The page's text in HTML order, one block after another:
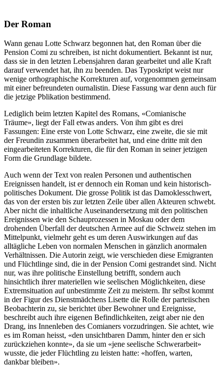
Der Roman
Wann genau Lotte Schwarz begonnen hat, den Roman über die
Pension Comi zu schreiben, ist nicht dokumentiert. Bekannt ist nur,
dass sie in den letzten Lebensjahren daran gearbeitet und alle Kraft
darauf verwendet hat, ihn zu beenden. Das Typoskript weist nur
wenige orthographische Korrekturen auf, vorgenommen gemeinsam
mit einer befreundeten ournalistin. Diese Fassung war denn auch für
die jetzige Pblikation bestimmend.
Lediglich beim letzten Kapitel des Romans, «Comianische
Träume», liegt der Fall etwas anders. Von ihm gibt es drei
Fassungen: Eine erste von Lotte Schwarz, eine zweite, die sie mit
der Freundin zusammen überarbeitet hat, und eine dritte mit den
eingearbeiteten Korrekturen, die für den Roman in seiner jetzigen
Form die Grundlage bildete.
Auch wenn der Text von realen Personen und authentischen
Ereignissen handelt, ist er dennoch ein Roman und kein historisch-
politisches Dokument. Die grosse Politik ist das Damoklesschwert,
das von der ersten bis zur letzten Zeile über allen Akteuren schwebt.
Aber nicht die inhaltliche Auseinandersetzung mit den politischen
Ereignissen wie den Schauprozessen in Moskau oder dem
drohenden Überfall der deutschen Armee auf die Schweiz stehen im
Mittelpunkt, vielmehr geht es um deren Auswirkungen auf das
alltägliche Leben von normalen Menschen in gänzlich anormalen
Verhältnissen. Die Autorin zeigt, wie verschieden diese Emigranten
und Flüchtlinge sind, die in der Pension Comi gestrandet sind. Nicht
nur, was ihre politische Einstellung betrifft, sondern auch
hinsichtlich ihrer materiellen wie seelischen Möglichkeiten, diese
Extremsituation auf unbestimmte Zeit zu meistern. Ihr selbst kommt
in der Figur des Dienstmädchens Lisette die Rolle der parteiischen
Beobachterin zu, sie berichtet über Bewohner und Ereignisse,
beschreibt auch ihre eigenen Befindlichkeiten, zeigt aber nie den
Drang, ins Innenleben des Comianers vorzudringen. Sie achtet, wie
es im Roman heisst, «den unsichtbaren Damm, hinter den er sich
zurückziehen konnte», da sie um «jene seelische Schwerarbeit»
wusste, die jeder Flüchtling zu leisten hatte: «hoffen, warten,
dankbar bleiben».